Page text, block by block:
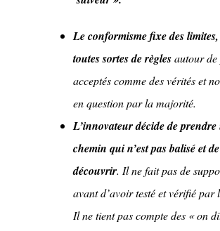
Le conformisme fixe des
toutes sortes de règlesautour de
acceptés comme des vérités et
en question par la majorité.
L’innovateur décide de prendre
chemin qui n’est pas balisé et
découvrir. Il ne fait pas de
avant d’avoir testé et vérifié par
Il ne tient pas compte des « on